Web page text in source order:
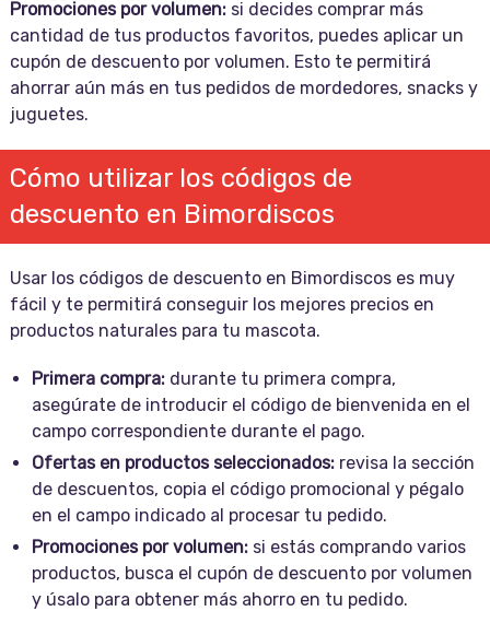
Promociones por volumen:si decides comprar más
cantidad de tus productos favoritos, puedes aplicar un
cupón de descuento por volumen. Esto te permitirá
ahorrar aún más en tus pedidos de mordedores, snacks y
juguetes.
Cómo utilizar los códigos de
descuento en Bimordiscos
Usar los códigos de descuento en Bimordiscos es muy
fácil y te permitirá conseguir los mejores precios en
productos naturales para tu mascota.
Primera compra:durante tu primera compra,
asegúrate de introducir el código de bienvenida en el
campo correspondiente durante el pago.
Ofertas en productos seleccionados:revisa la sección
de descuentos, copia el código promocional y pégalo
en el campo indicado al procesar tu pedido.
Promociones por volumen:si estás comprando varios
productos, busca el cupón de descuento por volumen
y úsalo para obtener más ahorro en tu pedido.